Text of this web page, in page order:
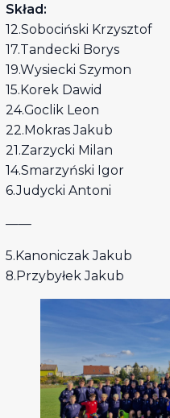
Skład:
12.Sobociński Krzysztof
17.Tandecki Borys
19.Wysiecki Szymon
15.Korek Dawid
24.Goclik Leon
22.Mokras Jakub
21.Zarzycki Milan
14.Smarzyński Igor
6.Judycki Antoni
——
5.Kanoniczak Jakub
8.Przybyłek Jakub